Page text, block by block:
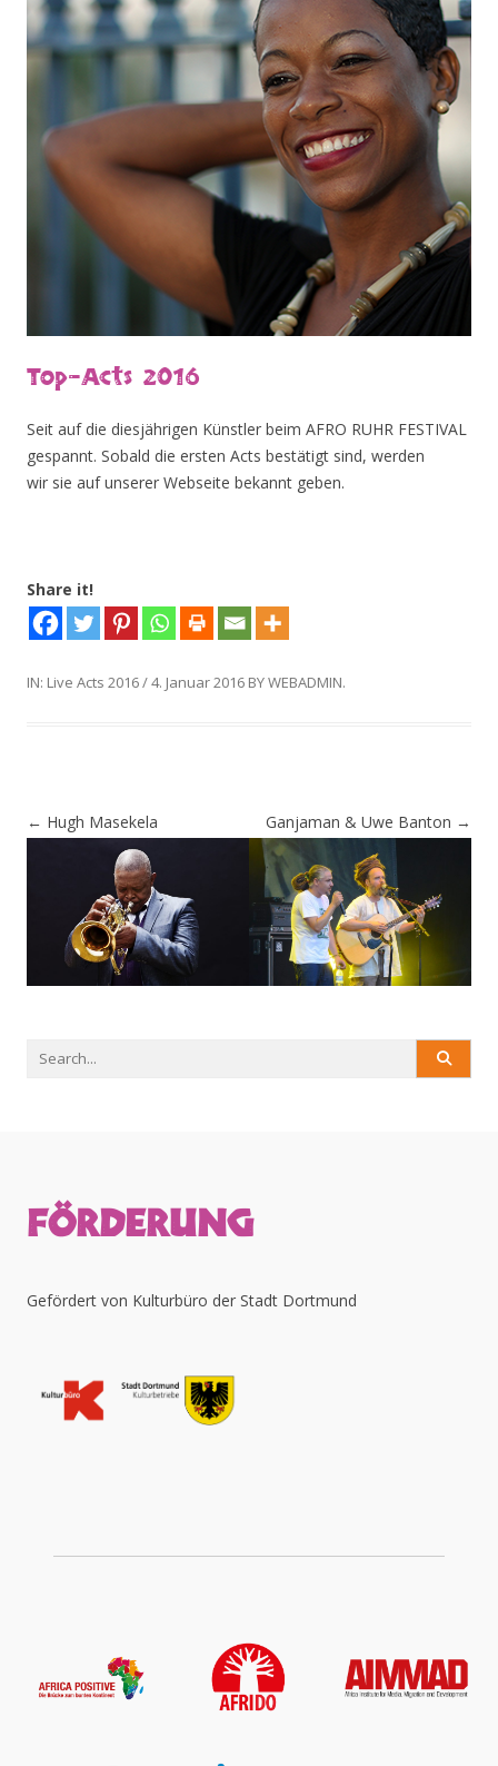
Top-Acts 2016
Seit auf die diesjährigen Künstler beim AFRO RUHR FESTIVAL
gespannt. Sobald die ersten Acts bestätigt sind, werden
wir sie auf unserer Webseite bekannt geben.
Share it!
IN: Live Acts 2016/4. Januar 2016 BYWEBADMIN.
navigation
Post
← Hugh Masekela Ganjaman & Uwe Banton →
Search
FÖRDERUNG
Gefördert von Kulturbüro der Stadt Dortmund